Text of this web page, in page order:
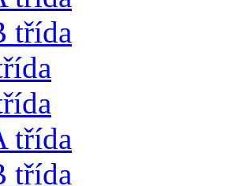
třída
třída
třída